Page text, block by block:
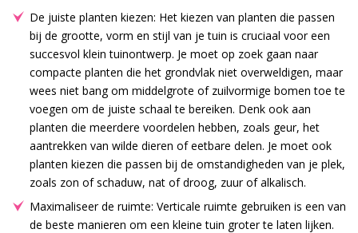
De juiste planten kiezen: Het kiezen van planten die passen
bij de grootte, vorm en stijl van je tuin is cruciaal voor een
succesvol klein tuinontwerp. Je moet op zoek gaan naar
compacte planten die het grondvlak niet overweldigen, maar
wees niet bang om middelgrote of zuilvormige bomen toe te
voegen om de juiste schaal te bereiken. Denk ook aan
planten die meerdere voordelen hebben, zoals geur, het
aantrekken van wilde dieren of eetbare delen. Je moet ook
planten kiezen die passen bij de omstandigheden van je plek,
zoals zon of schaduw, nat of droog, zuur of alkalisch.
Maximaliseer de ruimte: Verticale ruimte gebruiken is een van
de beste manieren om een kleine tuin groter te laten lijken.